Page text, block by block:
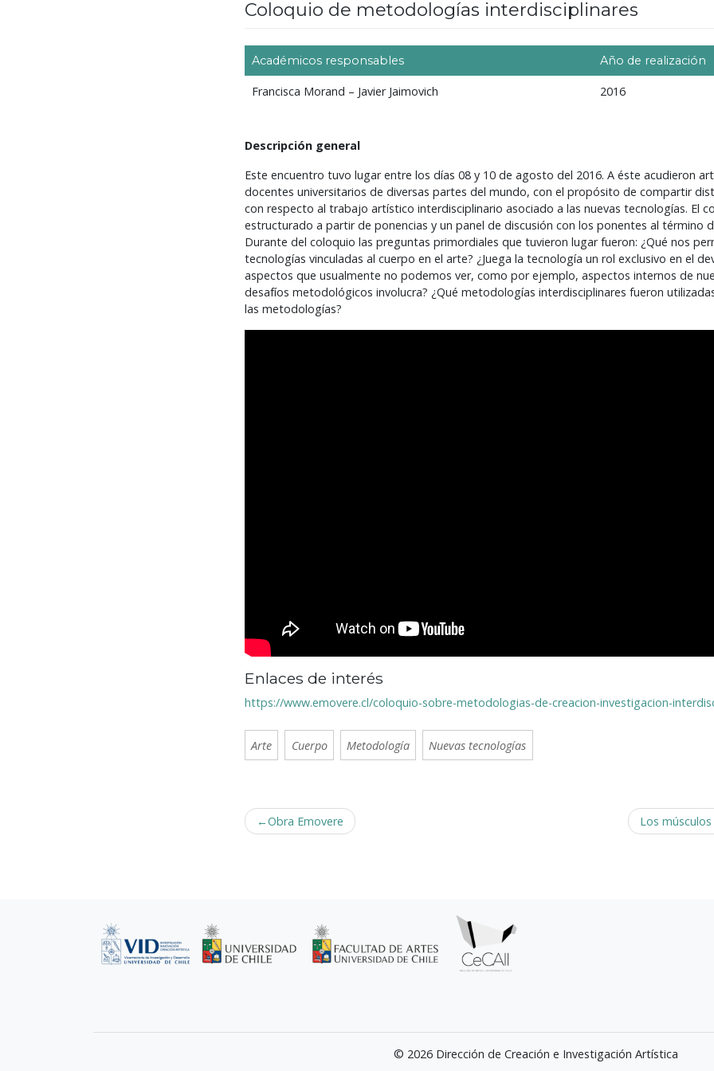
Coloquio de metodologías interdisciplinares
Académicos responsables Año de realización
Francisca Morand – Javier Jaimovich 2016
Descripción general
Este encuentro tuvo lugar entre los días 08 y 10 de agosto del 2016. A éste acudieron
docentes universitarios de diversas partes del mundo, con el propósito de compartir
con respecto al trabajo artístico interdisciplinario asociado a las nuevas tecnologías. El
estructurado a partir de ponencias y un panel de discusión con los ponentes al término
Durante del coloquio las preguntas primordiales que tuvieron lugar fueron: ¿Qué nos
tecnologías vinculadas al cuerpo en el arte? ¿Juega la tecnología un rol exclusivo en el
aspectos que usualmente no podemos ver, como por ejemplo, aspectos internos de
desafíos metodológicos involucra? ¿Qué metodologías interdisciplinares fueron
las metodologías?
Enlaces de interés
https://www.emovere.cl/coloquio-sobre-metodologias-de-creacion-investigacion-
Arte Cuerpo Metodología Nuevas tecnologías
Navegación
de
Obra Emovere Los
© 2026 Dirección de Creación e Investigación Artística